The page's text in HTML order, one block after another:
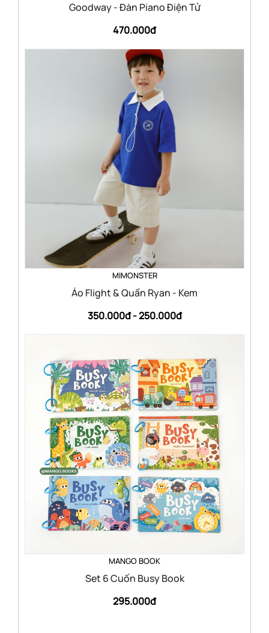
Goodway - Đàn Piano Điện Tử
470.000đ
MIMONSTER
Áo Flight & Quần Ryan - Kem
350.000đ -250.000đ
MANGO BOOK
Set 6 Cuốn Busy Book
295.000đ